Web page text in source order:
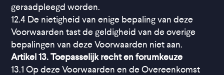
geraadpleegd worden.
12.4 De nietigheid van enige bepaling van deze
Voorwaarden tast de geldigheid van de overige
bepalingen van deze Voorwaarden niet aan.
Artikel 13. Toepasselijk recht en forumkeuze
13.1 Op deze Voorwaarden en de Overeenkomst